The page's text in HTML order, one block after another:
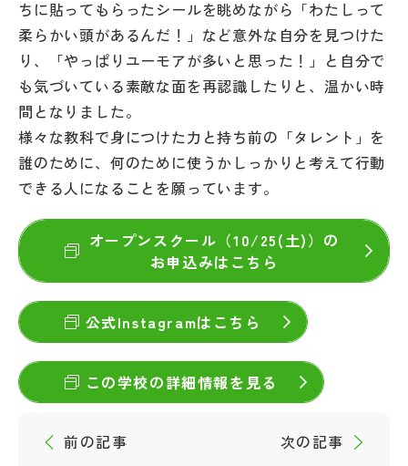
ちに貼ってもらったシールを眺めながら「わたしって
柔らかい頭があるんだ！」など意外な自分を見つけた
り、「やっぱりユーモアが多いと思った！」と自分で
も気づいている素敵な面を再認識したりと、温かい時
間となりました。
様々な教科で身につけた力と持ち前の「タレント」を
誰のために、何のために使うかしっかりと考えて行動
できる人になることを願っています。
オープンスクール（10/25(土)）の
お申込みはこちら
公式Instagramはこちら
この学校の詳細情報を見る
前の記事
次の記事